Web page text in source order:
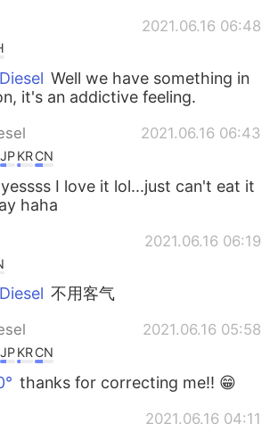
2021.06.16 06:48
Well we have something in
it's an addictive feeling.
2021.06.16 06:43
JPKRCN
yessss I love it lol...just can't eat it
haha
2021.06.16 06:19
不用客气
2021.06.16 05:58
JPKRCN
thanks for correcting me!! 😁
2021.06.16 04:11